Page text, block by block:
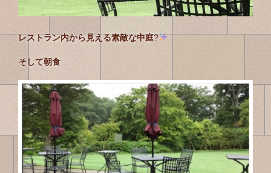
レストラン内から見える素敵な中庭?
そして朝食